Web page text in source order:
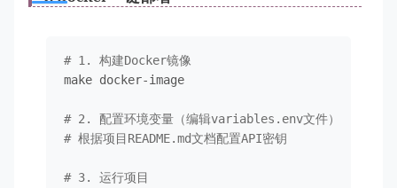
# 1. 构建Docker镜像
make docker-image
# 2. 配置环境变量（编辑variables.env文件）
# 根据项目README.md文档配置API密钥
# 3. 运行项目